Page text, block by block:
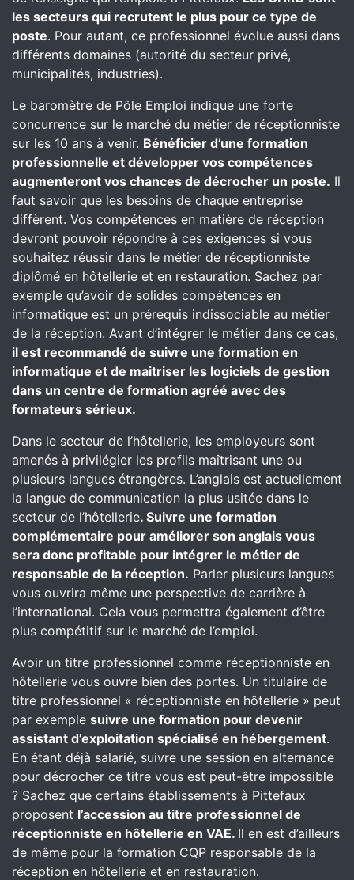
les secteurs qui recrutent le plus pour ce type de
poste. Pour autant, ce professionnel évolue aussi dans
différents domaines (autorité du secteur privé,
municipalités, industries).
Le baromètre de Pôle Emploi indique une forte
concurrence sur le marché du métier de réceptionniste
sur les 10 ans à venir. Bénéficier d’une formation
professionnelle et développer vos compétences
augmenteront vos chances de décrocher un poste. Il
faut savoir que les besoins de chaque entreprise
diffèrent. Vos compétences en matière de réception
devront pouvoir répondre à ces exigences si vous
souhaitez réussir dans le métier de réceptionniste
diplômé en hôtellerie et en restauration. Sachez par
exemple qu’avoir de solides compétences en
informatique est un prérequis indissociable au métier
de la réception. Avant d’intégrer le métier dans ce cas,
il est recommandé de suivre une formation en
informatique et de maitriser les logiciels de gestion
dans un centre de formation agréé avec des
formateurs sérieux.
Dans le secteur de l’hôtellerie, les employeurs sont
amenés à privilégier les profils maîtrisant une ou
plusieurs langues étrangères. L’anglais est actuellement
la langue de communication la plus usitée dans le
secteur de l’hôtellerie. Suivre une formation
complémentaire pour améliorer son anglais vous
sera donc profitable pour intégrer le métier de
responsable de la réception. Parler plusieurs langues
vous ouvrira même une perspective de carrière à
l’international. Cela vous permettra également d’être
plus compétitif sur le marché de l’emploi.
Avoir un titre professionnel comme réceptionniste en
hôtellerie vous ouvre bien des portes. Un titulaire de
titre professionnel « réceptionniste en hôtellerie » peut
par exemple suivre une formation pour devenir
assistant d’exploitation spécialisé en hébergement.
En étant déjà salarié, suivre une session en alternance
pour décrocher ce titre vous est peut-être impossible
? Sachez que certains établissements à Pittefaux
proposent l’accession au titre professionnel de
réceptionniste en hôtellerie en VAE. Il en est d’ailleurs
de même pour la formation CQP responsable de la
réception en hôtellerie et en restauration.